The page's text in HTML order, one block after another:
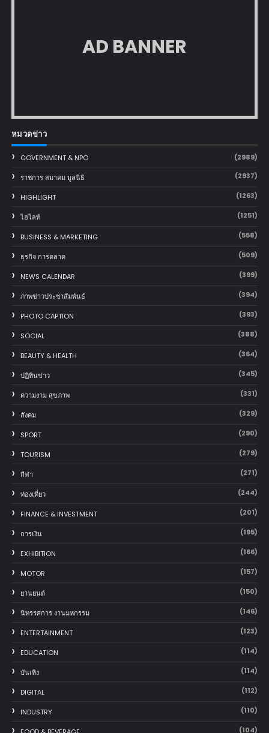
AD BANNER
หมวดข่าว
GOVERNMENT & NPO (2989)
ราชการ สมาคม มูลนิธิ (2937)
HIGHLIGHT (1263)
ไฮไลท์ (1251)
BUSINESS & MARKETING (558)
ธุรกิจ การตลาด (509)
NEWS CALENDAR (399)
ภาพข่าวประชาสัมพันธ์ (394)
PHOTO CAPTION (393)
SOCIAL (388)
BEAUTY & HEALTH (364)
ปฏิทินข่าว (345)
ความงาม สุขภาพ (331)
สังคม (329)
SPORT (290)
TOURISM (279)
กีฬา (271)
ท่องเที่ยว (244)
FINANCE & INVESTMENT (201)
การเงิน (195)
EXHIBITION (166)
MOTOR (157)
‎ยานยนต์‎ (150)
นิทรรศการ งานมหกรรม (146)
ENTERTAINMENT (123)
EDUCATION (114)
บันเทิง (114)
DIGITAL (112)
INDUSTRY (110)
(104)